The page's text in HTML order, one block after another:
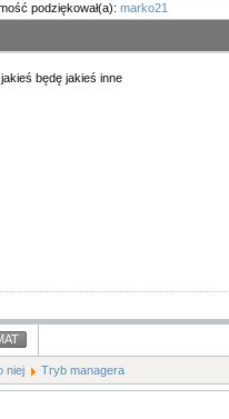
podziękował(a): marko21
będę jakieś inne
niej Tryb managera